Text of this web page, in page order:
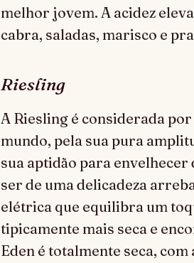
melhor jovem. A acidez
cabra, saladas, marisco e
Riesling
A Riesling é considerada
mundo, pela sua pura
sua aptidão para envelhecer
ser de uma delicadeza
elétrica que equilibra um
tipicamente mais seca e
Eden é totalmente seca,